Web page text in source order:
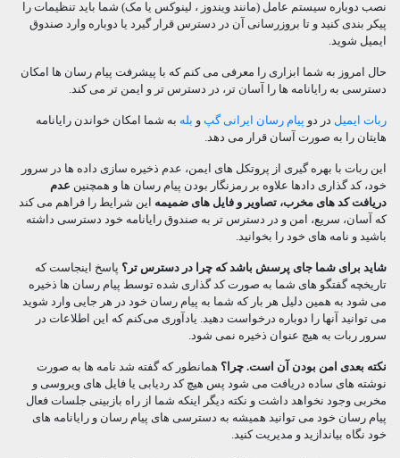
نصب دوباره سیستم عامل (مانند ویندوز ، لینوکس یا مک) شما باید تنظیمات را
پیکر بندی کنید و تا بروزرسانی آن در دسترس قرار گیرد یا دوباره وارد صندوق
ایمیل شوید.
حال امروز به شما ابزاری را معرفی می کنم که با پیشرفت پیام رسان ها امکان
دسترسی به رایانامه ها را آسان تر، در دسترس تر و ایمن تر می کند.
ربات ایمیل در دو پیام رسان ایرانی گپ و بله به شما امکان خواندن رایانامه
هایتان را به صورت آسان قرار می دهد.
این ربات با بهره گیری از پروتکل های ایمن، عدم ذخیره سازی داده ها در سرور
خود، کد گذاری دادها علاوه بر رمزنگار بودن پیام رسان ها و همچنین عدم
دریافت کد های مخرب، تصاویر و فایل های ضمیمه
این شرایط را فراهم می کند
که آسان، سریع، امن و در دسترس تر به صندوق رایانامه خود دسترسی داشته
باشید و نامه های خود را بخوانید.
شاید برای شما جای پرسش باشد که چرا در دسترس تر؟ پاسخ اینجاست که
تاریخچه گفتگو های شما به صورت کد گذاری شده توسط پیام رسان ها ذخیره
می شود به همین دلیل هر بار که شما به پیام رسان خود در هر جایی وارد شوید
می توانید آنها را دوباره درخواست دهید. یادآوری می‌کنم که این اطلاعات در
سرور ربات به هیچ عنوان ذخیره نمی شود.
نکته بعدی امن بودن آن است. چرا؟ همانطور که گفته شد نامه ها به صورت
نوشته های ساده دریافت می شود پس هیچ کد ردیابی یا فایل های ویروسی و
مخربی وجود نخواهد داشت و نکته دیگر اینکه شما از راه بازبینی جلسات فعال
پیام رسان خود می توانید همیشه به دسترسی های پیام رسان و رایانامه های
خود نگاه بیاندازید و مدیریت کنید.